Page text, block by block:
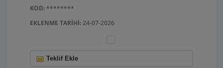
KOD:********
EKLENME TARIHI:24-07-2026
Teklif Ekle